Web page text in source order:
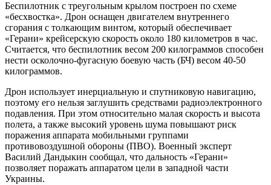
Беспилотник с треугольным крылом построен по схеме
«бесхвостка». Дрон оснащен двигателем внутреннего
сгорания с толкающим винтом, который обеспечивает
«Герани» крейсерскую скорость около 180 километров в час.
Считается, что беспилотник весом 200 килограммов способен
нести осколочно-фугасную боевую часть (БЧ) весом 40-50
килограммов.
Дрон использует инерциальную и спутниковую навигацию,
поэтому его нельзя заглушить средствами радиоэлектронного
подавления. При этом относительно малая скорость и высота
полета, а также высокий уровень шума повышают риск
поражения аппарата мобильными группами
противовоздушной обороны (ПВО). Военный эксперт
Василий Дандыкин сообщал, что дальность «Герани»
позволяет поражать аппаратом цели в западной части
Украины.